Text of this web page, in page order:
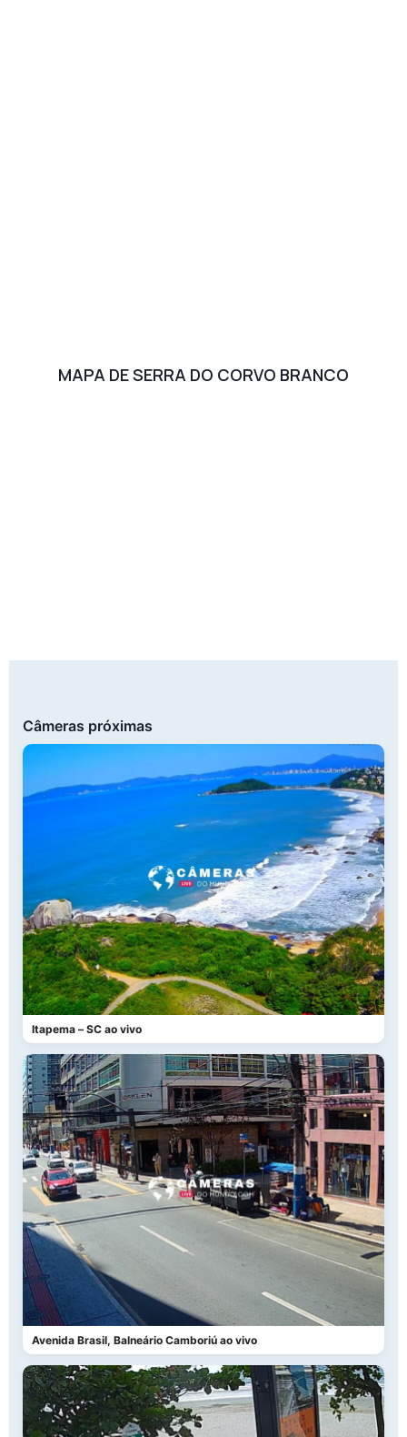
MAPA DE SERRA DO CORVO BRANCO
Câmeras próximas
Itapema – SC ao vivo
Avenida Brasil, Balneário Camboriú ao vivo